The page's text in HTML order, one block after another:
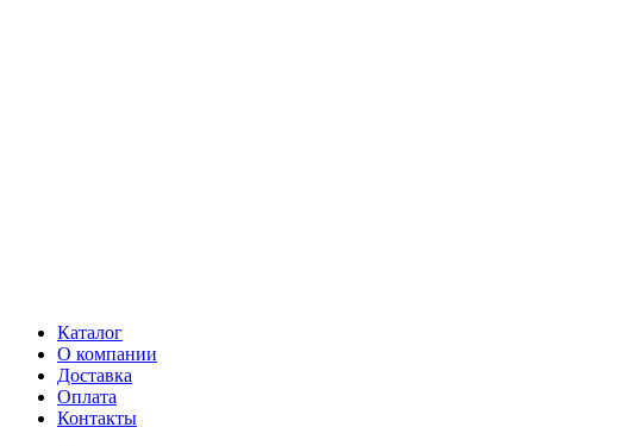
Каталог
О компании
Доставка
Оплата
Контакты